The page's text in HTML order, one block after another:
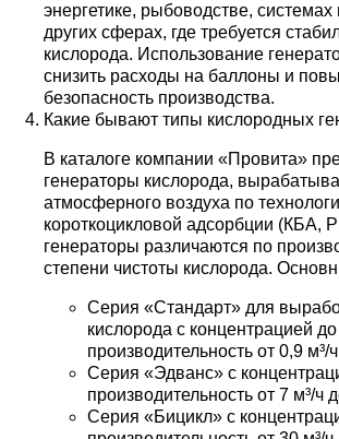
энергетике, рыбоводстве, системах
других сферах, где требуется
кислорода. Использование
снизить расходы на баллоны и
безопасность производства.
Какие бывают типы кислородных
В каталоге компании «Провита»
генераторы кислорода,
атмосферного воздуха по
короткоцикловой адсорбции (КБА,
генераторы различаются по
степени чистоты кислорода.
Серия «Стандарт» для
кислорода с концентрацией
производительность от 0,9 м³/
Серия «Эдванс» с
производительность от 7 м³/ч
Серия «Бицикл» с